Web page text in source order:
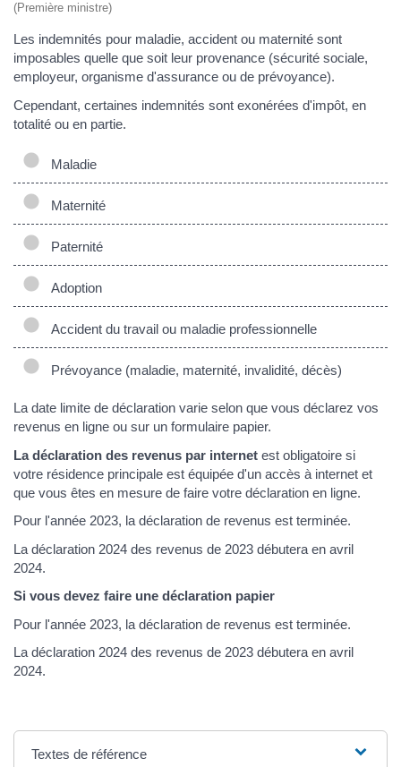
(Première ministre)
Les indemnités pour maladie, accident ou maternité sont
imposables quelle que soit leur provenance (sécurité sociale,
employeur, organisme d'assurance ou de prévoyance).
Cependant, certaines indemnités sont exonérées d'impôt, en
totalité ou en partie.
Maladie
Maternité
Paternité
Adoption
Accident du travail ou maladie professionnelle
Prévoyance (maladie, maternité, invalidité, décès)
La date limite de déclaration varie selon que vous déclarez vos
revenus en ligne ou sur un formulaire papier.
La déclaration des revenus par internet est obligatoire si
votre résidence principale est équipée d'un accès à internet et
que vous êtes en mesure de faire votre déclaration en ligne.
Pour l'année 2023, la déclaration de revenus est terminée.
La déclaration 2024 des revenus de 2023 débutera en avril
2024.
Si vous devez faire une déclaration papier
Pour l'année 2023, la déclaration de revenus est terminée.
La déclaration 2024 des revenus de 2023 débutera en avril
2024.
Textes de référence